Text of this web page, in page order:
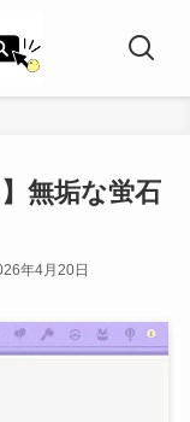
無垢な蛍石
年4月20日